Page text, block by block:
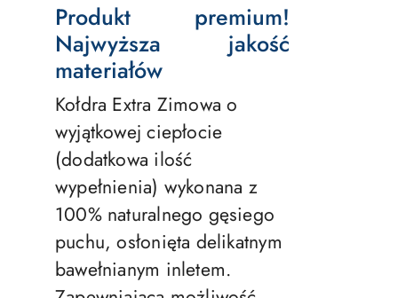
Produkt premium!
Najwyższa jakość
materiałów
Kołdra Extra Zimowa o
wyjątkowej ciepłocie
(dodatkowa ilość
wypełnienia) wykonana z
100% naturalnego gęsiego
puchu, osłonięta delikatnym
bawełnianym inletem.